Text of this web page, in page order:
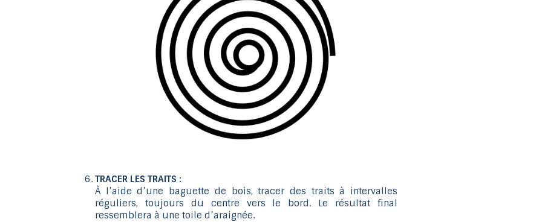
TRACER LES TRAITS :
À l’aide d’une baguette de bois, tracer des traits à intervalles
réguliers, toujours du centre vers le bord. Le résultat final
ressemblera à une toile d’araignée.